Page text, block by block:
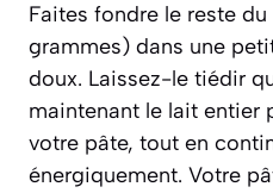
Faites fondre le reste
grammes) dans une
doux. Laissez-le tiédir
maintenant le lait entier
votre pâte, tout en
énergiquement. Votre